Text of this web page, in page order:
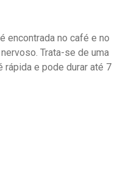
encontrada no café e no
Trata-se de uma
rápida e pode durar até 7